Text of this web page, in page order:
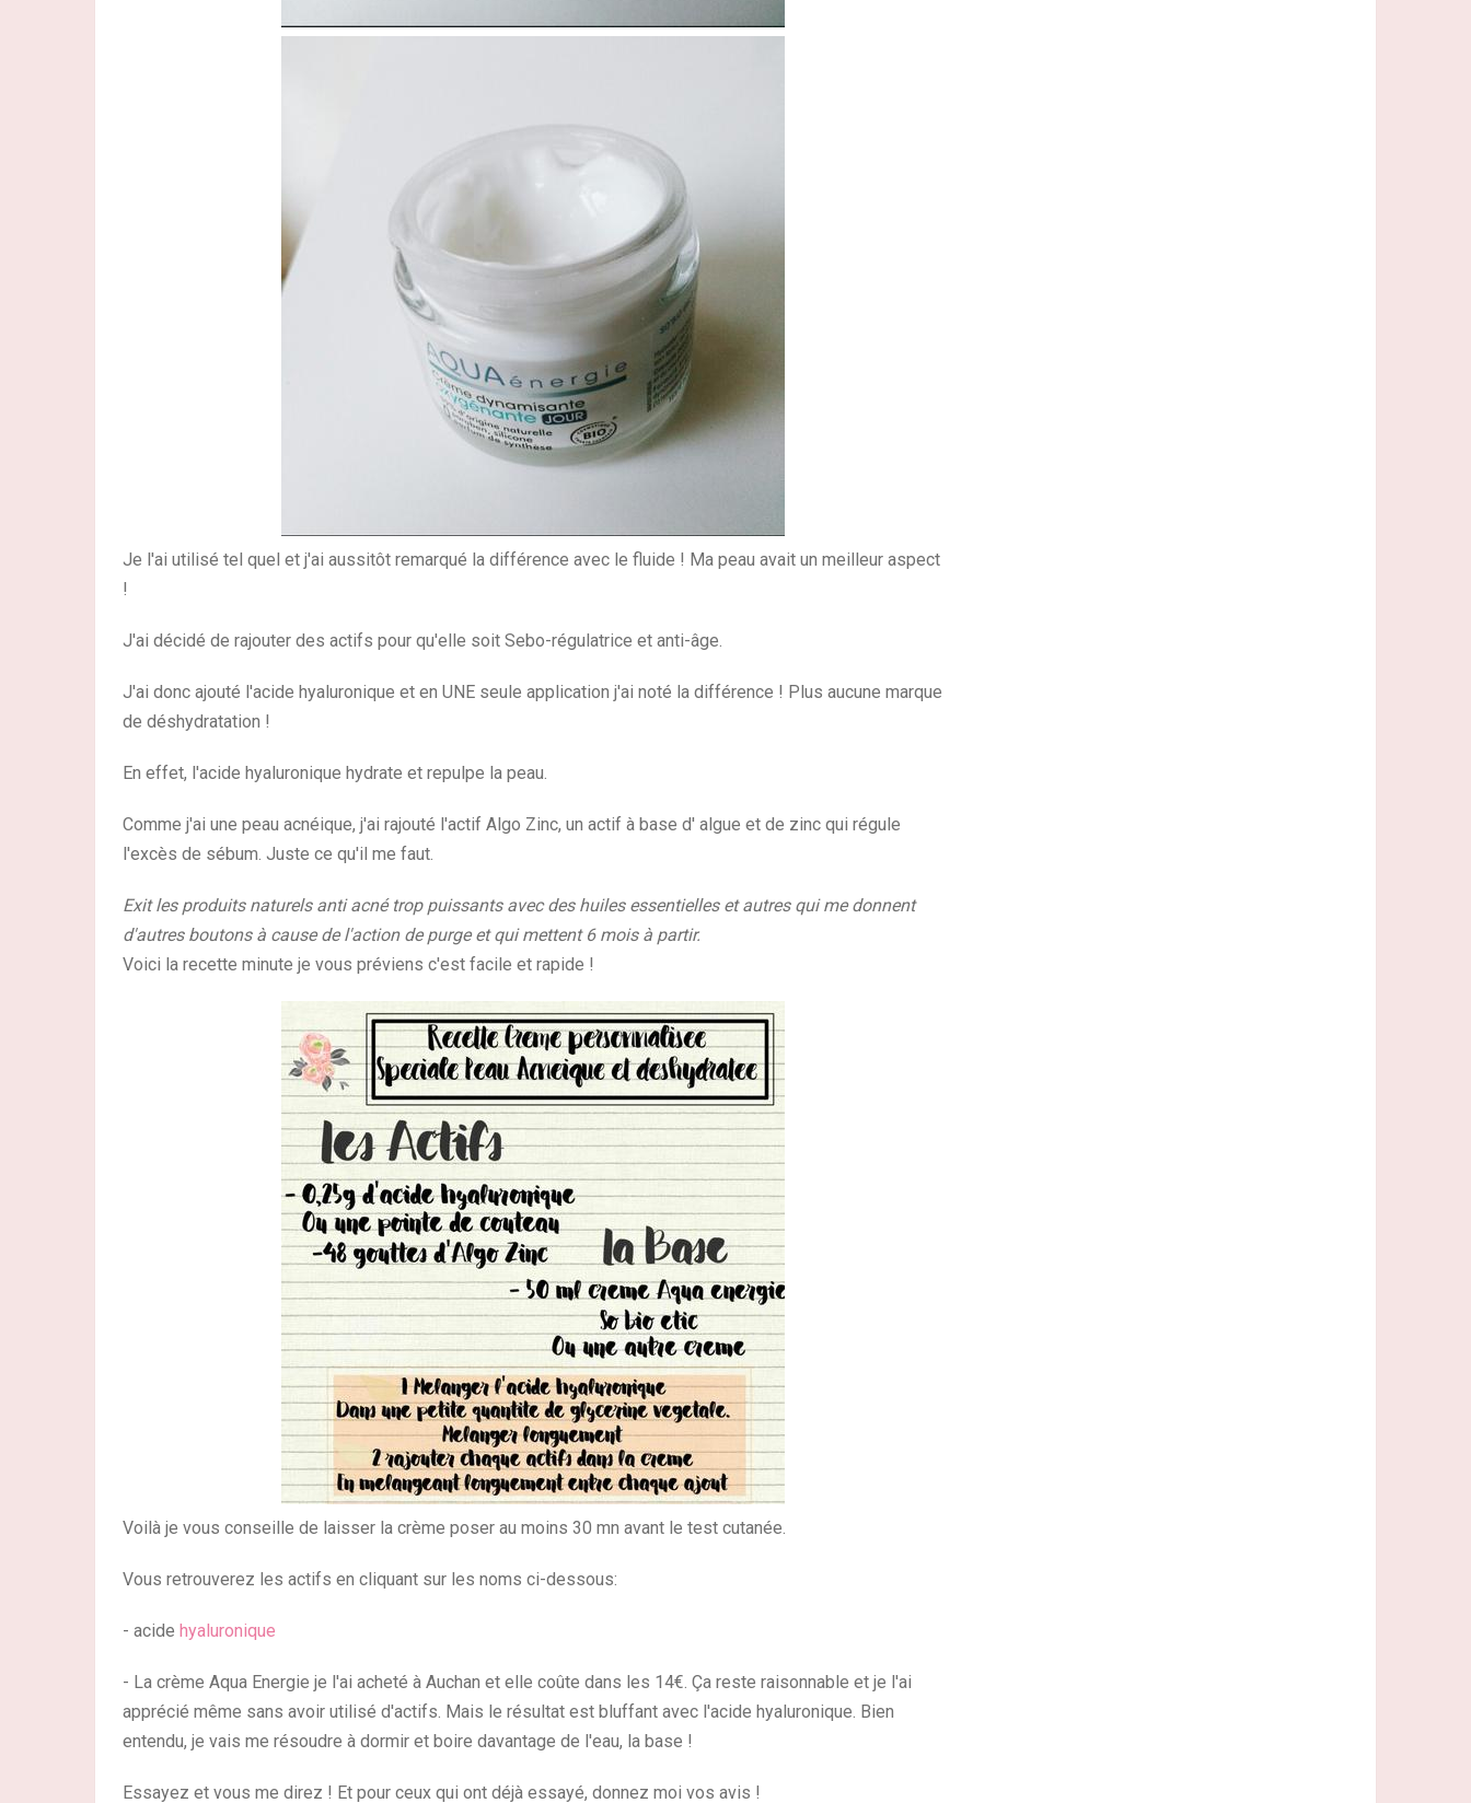
Je l'ai utilisé tel quel et j'ai aussitôt remarqué la différence avec le fluide ! Ma peau avait un meilleur aspect
!
J'ai décidé de rajouter des actifs pour qu'elle soit Sebo-régulatrice et anti-âge.
J'ai donc ajouté l'acide hyaluronique et en UNE seule application j'ai noté la différence ! Plus aucune marque
de déshydratation !
En effet, l'acide hyaluronique hydrate et repulpe la peau.
Comme j'ai une peau acnéique, j'ai rajouté l'actif Algo Zinc, un actif à base d' algue et de zinc qui régule
l'excès de sébum. Juste ce qu'il me faut.
Exit les produits naturels anti acné trop puissants avec des huiles essentielles et autres qui me donnent
d'autres boutons à cause de l'action de purge et qui mettent 6 mois à partir.
Voici la recette minute je vous préviens c'est facile et rapide !
Voilà je vous conseille de laisser la crème poser au moins 30 mn avant le test cutanée.
Vous retrouverez les actifs en cliquant sur les noms ci-dessous:
- acide hyaluronique
- La crème Aqua Energie je l'ai acheté à Auchan et elle coûte dans les 14€. Ça reste raisonnable et je l'ai
apprécié même sans avoir utilisé d'actifs. Mais le résultat est bluffant avec l'acide hyaluronique. Bien
entendu, je vais me résoudre à dormir et boire davantage de l'eau, la base !
Essayez et vous me direz ! Et pour ceux qui ont déjà essayé, donnez moi vos avis !